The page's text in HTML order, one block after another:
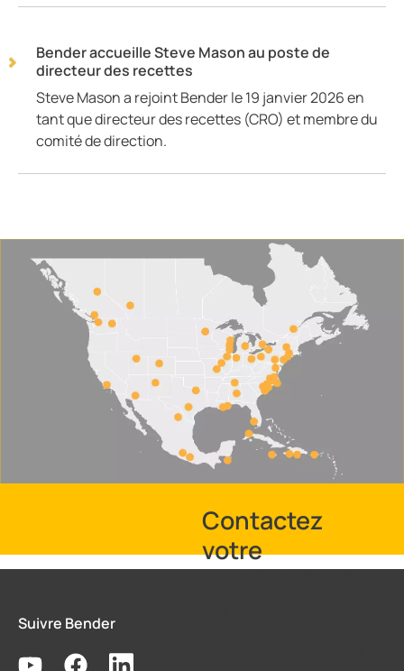
Bender accueille Steve Mason au poste de
directeur des recettes
Steve Mason a rejoint Bender le 19 janvier 2026 en
tant que directeur des recettes (CRO) et membre du
comité de direction.
Contactez
votre
représentant
Suivre Bender